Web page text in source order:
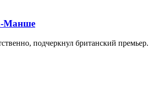
Манше
подчеркнул британский премьер.